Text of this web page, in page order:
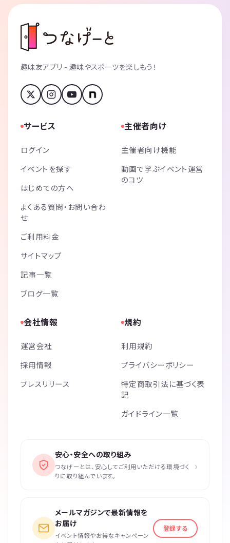
趣味友アプリ - 趣味やスポーツを楽しもう！
サービス
ログイン
イベントを探す
はじめての方へ
よくある質問・お問い合わ
せ
ご利用料金
サイトマップ
記事一覧
ブログ一覧
主催者向け
主催者向け機能
動画で学ぶイベント運営
のコツ
会社情報
運営会社
採用情報
プレスリリース
規約
利用規約
プライバシーポリシー
特定商取引法に基づく表
記
ガイドライン一覧
安心・安全への取り組み
つなげーとは、安心してご利用いただける環境づく
りに取り組んでいます。
›
メールマガジンで最新情報を
お届け
イベント情報やお得なキャンペーン
登録する